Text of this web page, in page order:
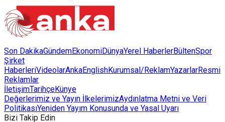
Son DakikaGündemEkonomiDünyaYerel HaberlerBültenSpor
Şirket
HaberleriVideolarAnkaEnglishKurumsal/ReklamYazarlarResmi
Reklamlar
İletişimTarihçeKünye
Değerlerimiz ve Yayın İlkelerimizAydınlatma Metni ve Veri
PolitikasıYeniden Yayım Konusunda ve Yasal Uyarı
Bizi Takip Edin